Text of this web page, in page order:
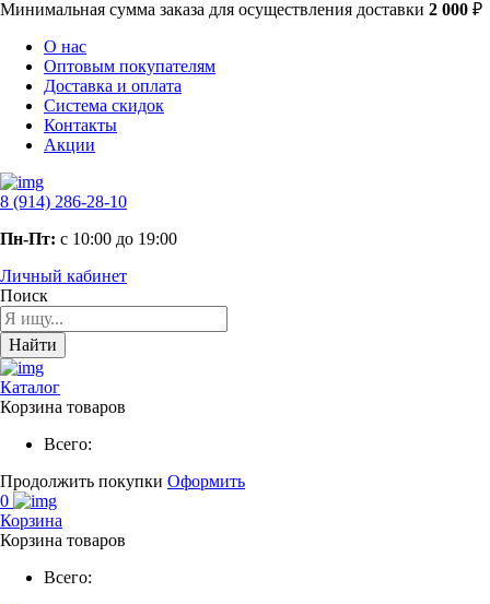
Минимальная сумма заказа для осуществления доставки 2 000 ₽
О нас
Оптовым покупателям
Доставка и оплата
Система скидок
Контакты
Акции
8 (914) 286-28-10
Пн-Пт: с 10:00 до 19:00
Личный кабинет
Поиск
Найти
Каталог
Корзина товаров
Всего:
Продолжить покупки Оформить
0
Корзина
Корзина товаров
Всего: